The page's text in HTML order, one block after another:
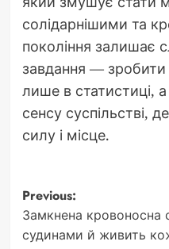
солідарнішими та
покоління залишає
завдання —
лише в статистиці,
сенсу суспільстві,
силу і місце.
Post
navigation
Previous:
Замкнена кровоносна
судинами й живить